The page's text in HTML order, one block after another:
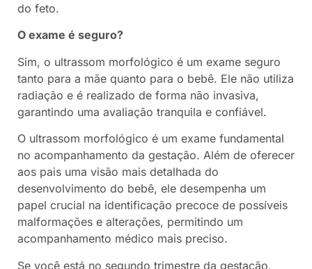
do feto.
O exame é seguro?
Sim, o ultrassom morfológico é um exame seguro
tanto para a mãe quanto para o bebê. Ele não utiliza
radiação e é realizado de forma não invasiva,
garantindo uma avaliação tranquila e confiável.
O ultrassom morfológico é um exame fundamental
no acompanhamento da gestação. Além de oferecer
aos pais uma visão mais detalhada do
desenvolvimento do bebê, ele desempenha um
papel crucial na identificação precoce de possíveis
malformações e alterações, permitindo um
acompanhamento médico mais preciso.
Se você está no segundo trimestre da gestação,